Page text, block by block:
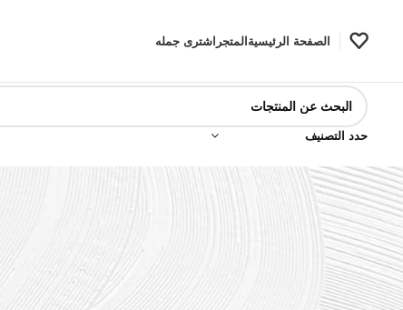
الصفحة الرئيسيةالمتجر اشترى جمله
حدد التصنيف